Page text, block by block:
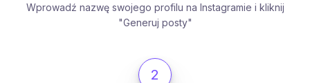
Wprowadź nazwę swojego profilu na Instagramie i kliknij
"Generuj posty"
2